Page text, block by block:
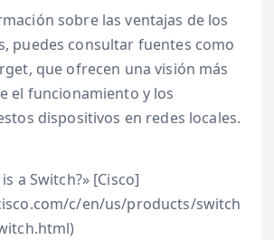
sobre las ventajas de los
puedes consultar fuentes como
que ofrecen una visión más
el funcionamiento y los
dispositivos en redes locales.
a Switch?» [Cisco]
c/en/us/products/switch